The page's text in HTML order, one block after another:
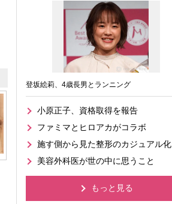
登坂絵莉、4歳長男とランニング
小原正子、資格取得を報告
ファミマとヒロアカがコラボ
施す側から見た整形のカジュアル化
美容外科医が世の中に思うこと
もっと見る